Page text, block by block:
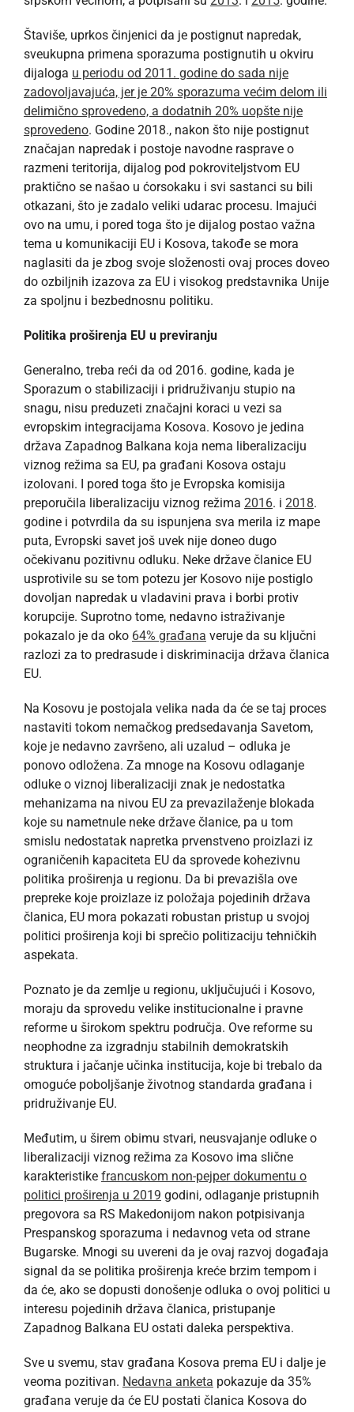
Štaviše, uprkos činjenici da je postignut napredak,
sveukupna primena sporazuma postignutih u okviru
dijaloga u periodu od 2011. godine do sada nije
zadovoljavajuća, jer je 20% sporazuma većim delom ili
delimično sprovedeno, a dodatnih 20% uopšte nije
sprovedeno. Godine 2018., nakon što nije postignut
značajan napredak i postoje navodne rasprave o
razmeni teritorija, dijalog pod pokroviteljstvom EU
praktično se našao u ćorsokaku i svi sastanci su bili
otkazani, što je zadalo veliki udarac procesu. Imajući
ovo na umu, i pored toga što je dijalog postao važna
tema u komunikaciji EU i Kosova, takođe se mora
naglasiti da je zbog svoje složenosti ovaj proces doveo
do ozbiljnih izazova za EU i visokog predstavnika Unije
za spoljnu i bezbednosnu politiku.
Politika proširenja EU u previranju
Generalno, treba reći da od 2016. godine, kada je
Sporazum o stabilizaciji i pridruživanju stupio na
snagu, nisu preduzeti značajni koraci u vezi sa
evropskim integracijama Kosova. Kosovo je jedina
država Zapadnog Balkana koja nema liberalizaciju
viznog režima sa EU, pa građani Kosova ostaju
izolovani. I pored toga što je Evropska komisija
preporučila liberalizaciju viznog režima 2016. i 2018.
godine i potvrdila da su ispunjena sva merila iz mape
puta, Evropski savet još uvek nije doneo dugo
očekivanu pozitivnu odluku. Neke države članice EU
usprotivile su se tom potezu jer Kosovo nije postiglo
dovoljan napredak u vladavini prava i borbi protiv
korupcije. Suprotno tome, nedavno istraživanje
pokazalo je da oko 64% građana veruje da su ključni
razlozi za to predrasude i diskriminacija država članica
EU.
Na Kosovu je postojala velika nada da će se taj proces
nastaviti tokom nemačkog predsedavanja Savetom,
koje je nedavno završeno, ali uzalud – odluka je
ponovo odložena. Za mnoge na Kosovu odlaganje
odluke o viznoj liberalizaciji znak je nedostatka
mehanizama na nivou EU za prevazilaženje blokada
koje su nametnule neke države članice, pa u tom
smislu nedostatak napretka prvenstveno proizlazi iz
ograničenih kapaciteta EU da sprovede kohezivnu
politika proširenja u regionu. Da bi prevazišla ove
prepreke koje proizlaze iz položaja pojedinih država
članica, EU mora pokazati robustan pristup u svojoj
politici proširenja koji bi sprečio politizaciju tehničkih
aspekata.
Poznato je da zemlje u regionu, uključujući i Kosovo,
moraju da sprovedu velike institucionalne i pravne
reforme u širokom spektru područja. Ove reforme su
neophodne za izgradnju stabilnih demokratskih
struktura i jačanje učinka institucija, koje bi trebalo da
omoguće poboljšanje životnog standarda građana i
pridruživanje EU.
Međutim, u širem obimu stvari, neusvajanje odluke o
liberalizaciji viznog režima za Kosovo ima slične
karakteristike francuskom non-pejper dokumentu o
politici proširenja u 2019 godini, odlaganje pristupnih
pregovora sa RS Makedonijom nakon potpisivanja
Prespanskog sporazuma i nedavnog veta od strane
Bugarske. Mnogi su uvereni da je ovaj razvoj događaja
signal da se politika proširenja kreće brzim tempom i
da će, ako se dopusti donošenje odluka o ovoj politici u
interesu pojedinih država članica, pristupanje
Zapadnog Balkana EU ostati daleka perspektiva.
Sve u svemu, stav građana Kosova prema EU i dalje je
veoma pozitivan. Nedavna anketa pokazuje da 35%
građana veruje da će EU postati članica Kosova do